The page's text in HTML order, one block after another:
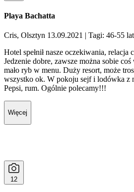
Playa Bachatta
Cris, Olsztyn 13.09.2021 | Tagi: 46-55
Hotel spełnił nasze oczekiwania, relacja
Jedzenie dobre, zawsze można sobie
mało ryb w menu. Duży resort, może
wszystko ok. W pokoju sejf i lodówka z
Pepsi, rum. Ogólnie polecamy!!!
Więcej
12